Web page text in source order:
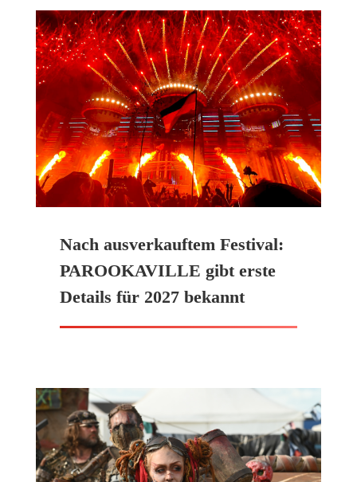
Nach ausverkauftem Festival:
PAROOKAVILLE gibt erste
Details für 2027 bekannt